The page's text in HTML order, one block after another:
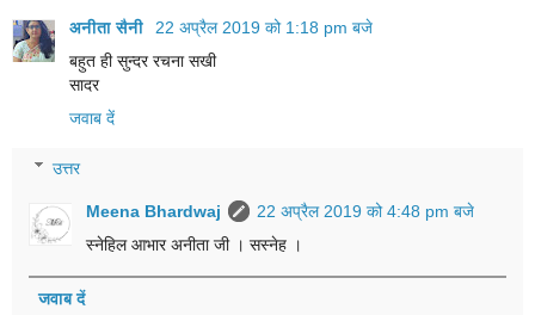
अनीता सैनी
22 अप्रैल 2019 को 1:18 pm बजे
बहुत ही सुन्दर रचना सखी
सादर
जवाब दें
उत्तर
Meena Bhardwaj
22 अप्रैल 2019 को 4:48 pm बजे
स्नेहिल आभार अनीता जी । सस्नेह ।
जवाब दें